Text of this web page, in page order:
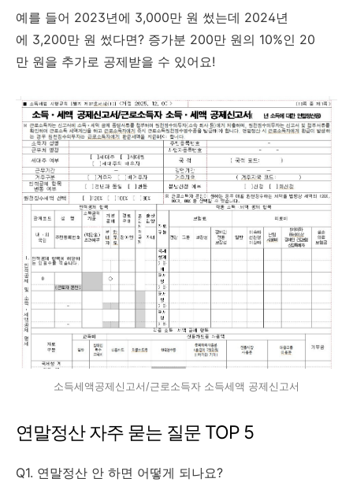
예를 들어 2023년에 3,000만 원 썼는데 2024년
에 3,200만 원 썼다면? 증가분 200만 원의 10%인 20
만 원을 추가로 공제받을 수 있어요!
소득세액공제신고서/근로소득자 소득세액 공제신고서
연말정산 자주 묻는 질문 TOP 5
Q1. 연말정산 안 하면 어떻게 되나요?